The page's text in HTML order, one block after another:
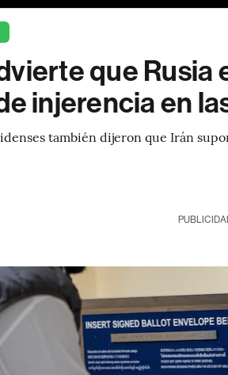
que
injerencia en
también dijeron que Irán